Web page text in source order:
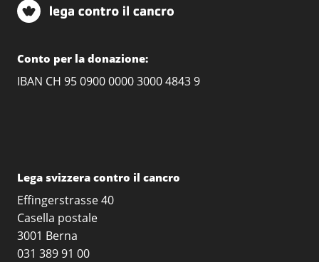
Conto per la donazione:
IBAN CH 95 0900 0000 3000 4843 9
Lega svizzera contro il cancro
Effingerstrasse 40
Casella postale
3001 Berna
031 389 91 00